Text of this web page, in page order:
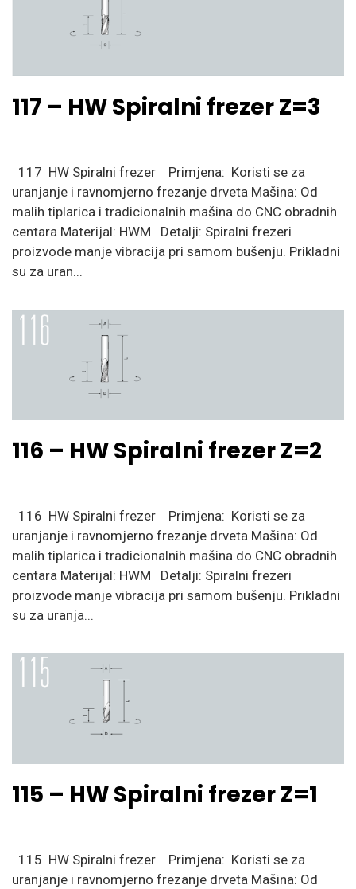
117 – HW Spiralni frezer Z=3
117 HW Spiralni frezer Primjena: Koristi se za
uranjanje i ravnomjerno frezanje drveta Mašina: Od
malih tiplarica i tradicionalnih mašina do CNC obradnih
centara Materijal: HWM Detalji: Spiralni frezeri
proizvode manje vibracija pri samom bušenju. Prikladni
su za uran...
116 – HW Spiralni frezer Z=2
116 HW Spiralni frezer Primjena: Koristi se za
uranjanje i ravnomjerno frezanje drveta Mašina: Od
malih tiplarica i tradicionalnih mašina do CNC obradnih
centara Materijal: HWM Detalji: Spiralni frezeri
proizvode manje vibracija pri samom bušenju. Prikladni
su za uranja...
115 – HW Spiralni frezer Z=1
115 HW Spiralni frezer Primjena: Koristi se za
uranjanje i ravnomjerno frezanje drveta Mašina: Od